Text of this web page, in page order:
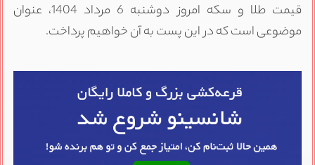
قیمت طلا و سکه امروز دوشنبه 6 مرداد 1404، عنوان
موضوعی است که در این پست به آن خواهیم پرداخت.